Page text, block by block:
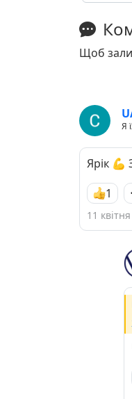
Щоб
Я
Ярік
1
11